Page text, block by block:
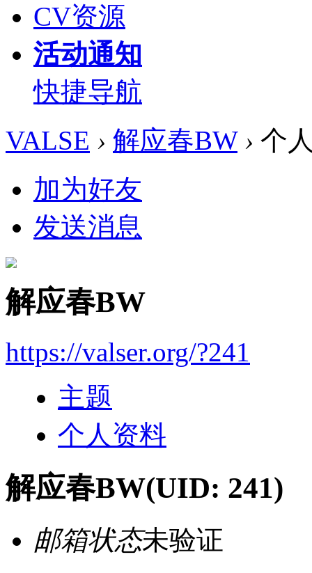
CV资源
活动通知
快捷导航
VALSE › 解应春BW › 个
加为好友
发送消息
解应春BW
https://valser.org/?241
主题
个人资料
解应春BW(UID: 241)
邮箱状态未验证